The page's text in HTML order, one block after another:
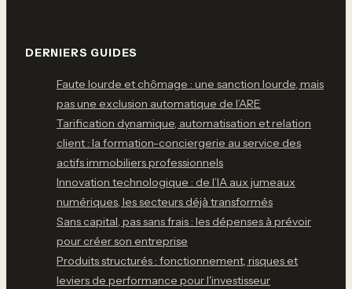
DERNIERS GUIDES
Faute lourde et chômage : une sanction lourde, mais
pas une exclusion automatique de l’ARE
Tarification dynamique, automatisation et relation
client : la formation-conciergerie au service des
actifs immobiliers professionnels
Innovation technologique : de l’IA aux jumeaux
numériques, les secteurs déjà transformés
Sans capital, pas sans frais : les dépenses à prévoir
pour créer son entreprise
Produits structurés : fonctionnement, risques et
leviers de performance pour l'investisseur